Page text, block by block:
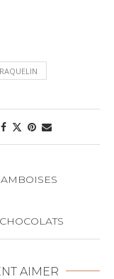
AIMER